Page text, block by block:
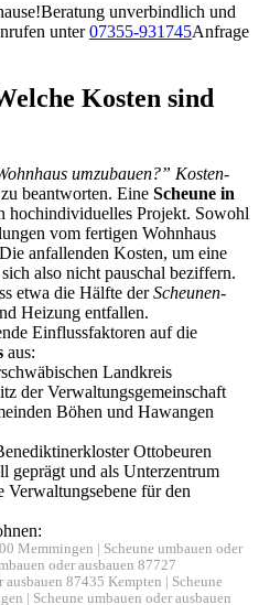
Beratung unverbindlich und
unter07355-931745Anfrage
Kosten sind
umzubauen?” Kosten-
beantworten. Eine Scheune in
hochindividuelles Projekt. Sowohl
vom fertigen Wohnhaus
anfallenden Kosten, um eine
sich also nicht pauschal beziffern.
etwa die Hälfte derScheunen-
Heizung entfallen.
Einflussfaktoren auf die
aus:
Landkreis
der Verwaltungsgemeinschaft
Böhen und Hawangen
Ottobeuren
geprägt und als Unterzentrum
Verwaltungsebene für den
Memmingen
Scheune umbauen oder
oder ausbauen 87727
ausbauen 87435 Kempten
Scheune
Scheune umbauen oder ausbauen